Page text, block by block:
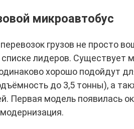
микроавтобус
грузов не просто
списке лидеров. Существует
хорошо подойдут
до 3,5 тонны), а
Первая модель появилась